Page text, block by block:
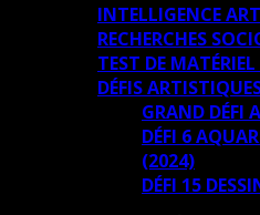
INTELLIGENCE
RECHERCHES
TEST DE
DÉFIS
GRAND DÉFI
DÉFI 6
(2024)
DÉFI 15